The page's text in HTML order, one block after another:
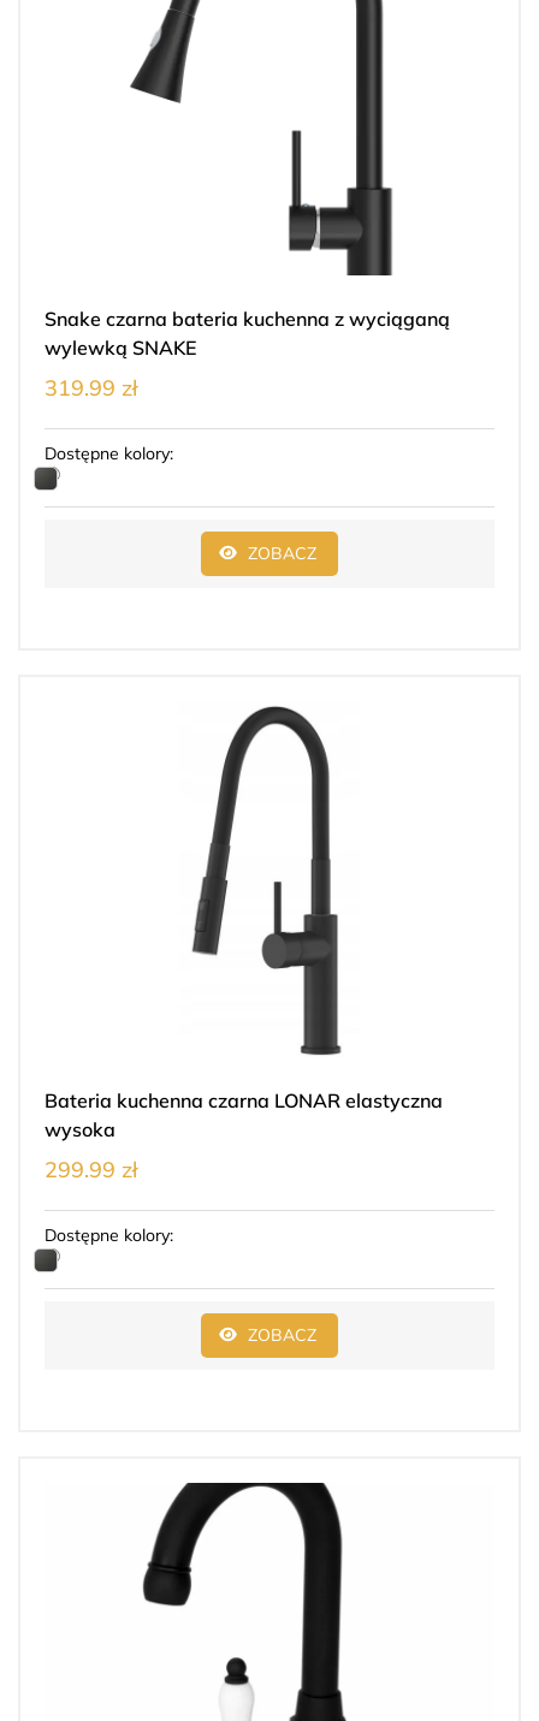
Snake czarna bateria kuchenna z wyciąganą
wylewką SNAKE
319.99 zł
Dostępne kolory:
ZOBACZ
Bateria kuchenna czarna LONAR elastyczna
wysoka
299.99 zł
Dostępne kolory:
ZOBACZ